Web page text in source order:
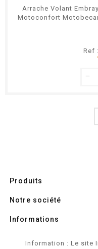
Arrache Volant
Motoconfort
Ref
Produits
Notre société
Informations
Information : Le site